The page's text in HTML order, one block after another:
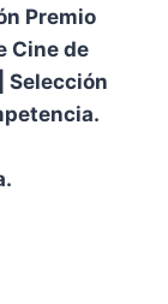
Premio
Cine de
Selección